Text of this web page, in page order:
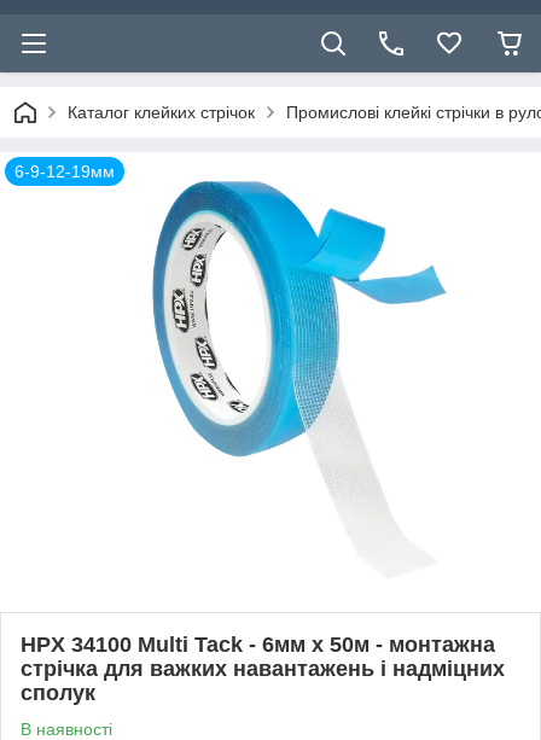
Каталог клейких стрічок Промислові клейкі стрічки в
6-9-12-19мм
HPX 34100 Multi Tack - 6мм x 50м - монтажна
стрічка для важких навантажень і надміцних
сполук
В наявності